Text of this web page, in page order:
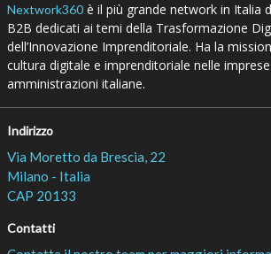
Nextwork360è il più grande network in Italia
B2B dedicati ai temi della Trasformazione
dell’Innovazione Imprenditoriale. Ha la
cultura digitale e imprenditoriale nelle
amministrazioni italiane.
Indirizzo
Via Moretto da Brescia, 22
Milano - Italia
CAP 20133
Contatti